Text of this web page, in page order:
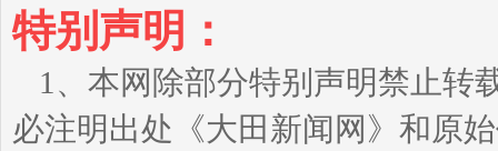
特别声明：
1、本网除部分特别声明禁止转
必注明出处《大田新闻网》和原